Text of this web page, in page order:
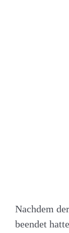
Nachdem
beendet